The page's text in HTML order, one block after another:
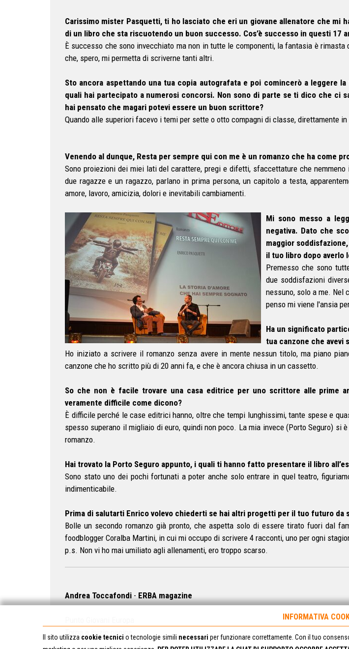
Carissimo mister Pasquetti, ti ho lasciato che eri un giovane allenatore che mi
di un libro che sta riscuotendo un buon successo. Cos’è successo in questi 17
È successo che sono invecchiato ma non in tutte le componenti, la fantasia è
che, spero, mi permetta di scriverne tanti altri.
Sto ancora aspettando una tua copia autografata e poi comincerò a
quali hai partecipato a numerosi concorsi. Non sono di parte se ti dico che ci
hai pensato che magari potevi essere un buon scrittore?
Quando alle superiori facevo i temi per sette o otto compagni di classe, direttamente
Venendo al dunque, Resta per sempre qui con me è un romanzo che ha come
Sono proiezioni dei miei lati del carattere, pregi e difetti, sfaccettature che
due ragazze e un ragazzo, parlano in prima persona, un capitolo a testa,
amore, lavoro, amicizia, dolori e inevitabili cambiamenti.
Mi sono messo a
negativa. Dato che
maggior
il tuo libro dopo averlo
Premesso che sono
due soddisfazioni
nessuno, solo a me. Nel
penso mi viene l'ansia
Ha un significato
tua canzone che avevi
Ho iniziato a scrivere il romanzo senza avere in mente nessun titolo, ma piano
canzone che ho scritto più di 20 anni fa, e che è ancora chiusa in un cassetto.
So che non è facile trovare una casa editrice per uno scrittore alle prime
veramente difficile come dicono?
È difficile perché le case editrici hanno, oltre che tempi lunghissimi, tante spese e
spesso superano il migliaio di euro, quindi non poco. La mia invece (Porto Seguro)
romanzo.
Hai trovato la Porto Seguro appunto, i quali ti hanno fatto presentare il libro
Sono stato uno dei pochi fortunati a poter anche solo entrare in quel teatro,
indimenticabile.
Prima di salutarti Enrico volevo chiederti se hai altri progetti per il tuo futuro da
Bolle un secondo romanzo già pronto, che aspetta solo di essere tirato fuori dal
foodblogger Coralba Martini, in cui mi occupo di scrivere 4 racconti, uno per ogni
p.s. Non vi ho mai umiliato agli allenamenti, ero troppo scarso.
Andrea Toccafondi - ERBA magazine
Torna a inizio pagina
INFORMATIVA
Il sito utilizza cookie tecnici o tecnologie simili necessari per funzionare correttamente. Con il tuo